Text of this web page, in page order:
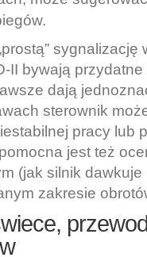
sygnalizację
II bywają
dają
sterownik
pracy lub
jest też
(jak silnik dawkuje
zakresie